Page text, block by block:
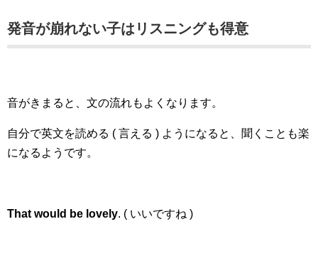
発音が崩れない子はリスニングも得意
音がきまると、文の流れもよくなります。
自分で英文を読める ( 言える ) ようになると、聞くことも楽
になるようです。
That would be lovely. ( いいですね )